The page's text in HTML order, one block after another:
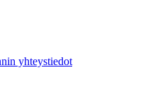
yhteystiedot